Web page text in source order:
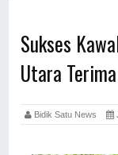
Sukses
Utara
Bidik Satu News